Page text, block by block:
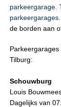
parkeergarage.
parkeergarages.
de borden aan
Tilburg:
Schouwburg
Louis
Dagelijks van